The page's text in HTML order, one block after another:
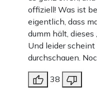
offiziell! Was ist
eigentlich, dass
dumm hält, dieses
Und leider
durchschauen.
38